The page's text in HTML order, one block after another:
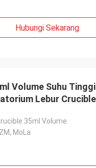
Hubungi Sekarang
Volume Suhu
Lebur Crucible
35ml Volume
MoLa